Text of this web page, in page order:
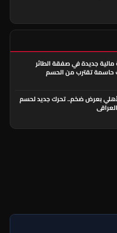
جديدة في صفقة الطائر
حاسمة تقترب من الحسم
بعرض ضخم.. تحرك جديد لحسم